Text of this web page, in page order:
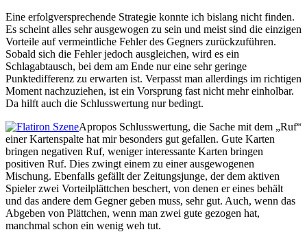
Eine erfolgversprechende Strategie konnte ich bislang nicht finden.
Es scheint alles sehr ausgewogen zu sein und meist sind die einzigen
Vorteile auf vermeintliche Fehler des Gegners zurückzuführen.
Sobald sich die Fehler jedoch ausgleichen, wird es ein
Schlagabtausch, bei dem am Ende nur eine sehr geringe
Punktedifferenz zu erwarten ist. Verpasst man allerdings im richtigen
Moment nachzuziehen, ist ein Vorsprung fast nicht mehr einholbar.
Da hilft auch die Schlusswertung nur bedingt.
Apropos Schlusswertung, die Sache mit dem „Ruf“
einer Kartenspalte hat mir besonders gut gefallen. Gute Karten
bringen negativen Ruf, weniger interessante Karten bringen
positiven Ruf. Dies zwingt einem zu einer ausgewogenen
Mischung. Ebenfalls gefällt der Zeitungsjunge, der dem aktiven
Spieler zwei Vorteilplättchen beschert, von denen er eines behält
und das andere dem Gegner geben muss, sehr gut. Auch, wenn das
Abgeben von Plättchen, wenn man zwei gute gezogen hat,
manchmal schon ein wenig weh tut.